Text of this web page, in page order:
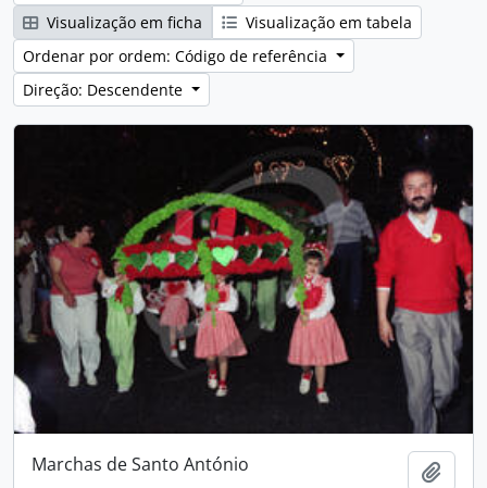
Visualização em ficha
Visualização em tabela
Ordenar por ordem: Código de referência
Direção: Descendente
Marchas de Santo António